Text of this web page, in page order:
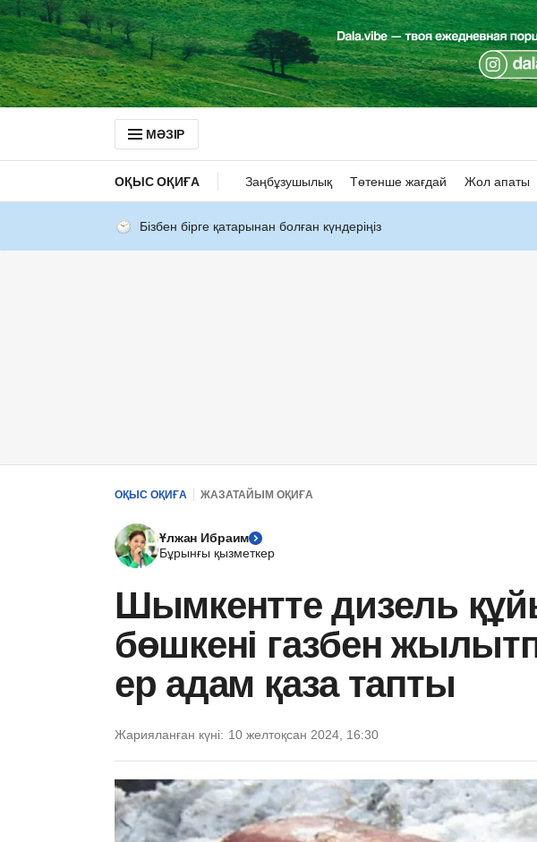
МӘЗІР
ОҚЫС ОҚИҒА Заңбұзушылық Төтенше жағдай Жол апаты
Бізбен бірге қатарынан болған күндеріңіз
ОҚЫС ОҚИҒА ЖАЗАТАЙЫМ ОҚИҒА
Ұлжан Ибраим
Бұрынғы қызметкер
Шымкентте дизель
бөшкені газбен
ер адам қаза тапты
Жарияланған күні: 10 желтоқсан 2024, 16:30